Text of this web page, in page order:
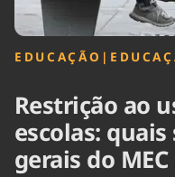
EDUCAÇÃO |
Restrição ao
escolas:
gerais do